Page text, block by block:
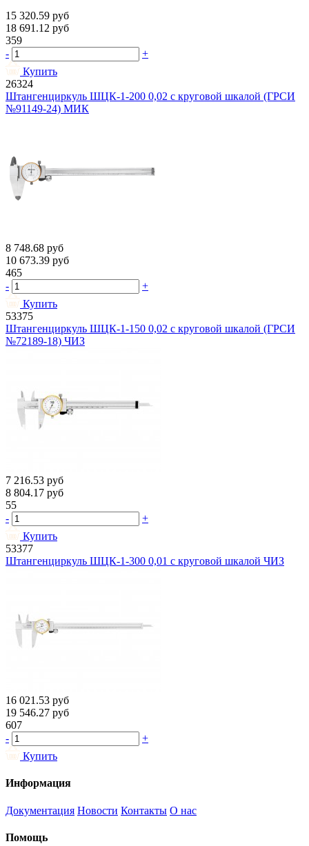
15 320.59 руб
18 691.12 руб
359
-
+
Купить
26324
Штангенциркуль ШЦК-1-200 0,02 с круговой шкалой (ГРСИ
№91149-24) МИК
8 748.68 руб
10 673.39 руб
465
-
+
Купить
53375
Штангенциркуль ШЦК-1-150 0,02 с круговой шкалой (ГРСИ
№72189-18) ЧИЗ
7 216.53 руб
8 804.17 руб
55
-
+
Купить
53377
Штангенциркуль ШЦК-1-300 0,01 с круговой шкалой ЧИЗ
16 021.53 руб
19 546.27 руб
607
-
+
Купить
Информация
Документация Новости Контакты О нас
Помощь